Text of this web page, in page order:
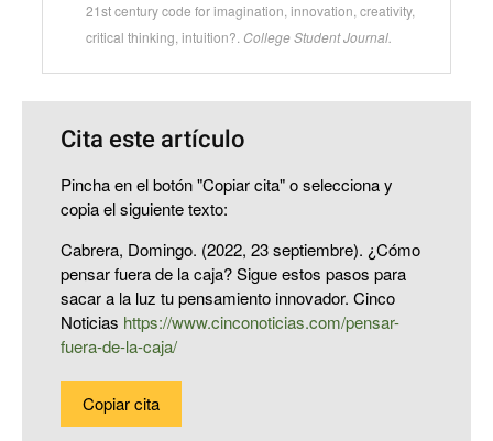
21st century code for imagination, innovation, creativity,
critical thinking, intuition?. College Student Journal.
Cita este artículo
Pincha en el botón "Copiar cita" o selecciona y
copia el siguiente texto:
Cabrera, Domingo. (2022, 23 septiembre). ¿Cómo
pensar fuera de la caja? Sigue estos pasos para
sacar a la luz tu pensamiento innovador. Cinco
Noticias https://www.cinconoticias.com/pensar-
fuera-de-la-caja/
Copiar cita